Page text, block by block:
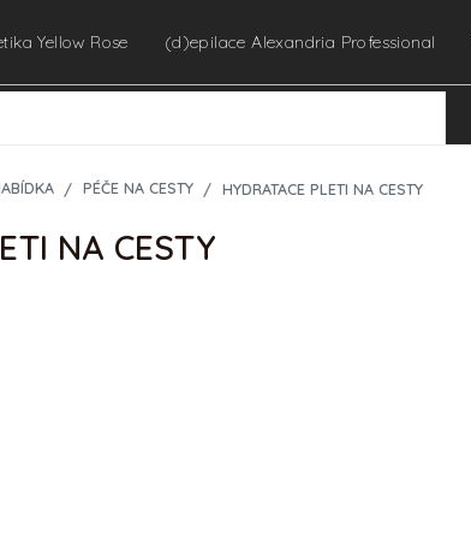
Yellow Rose (d)epilace Alexandria Professional
PÉČE NA CESTY HYDRATACE PLETI NA CESTY
NA CESTY